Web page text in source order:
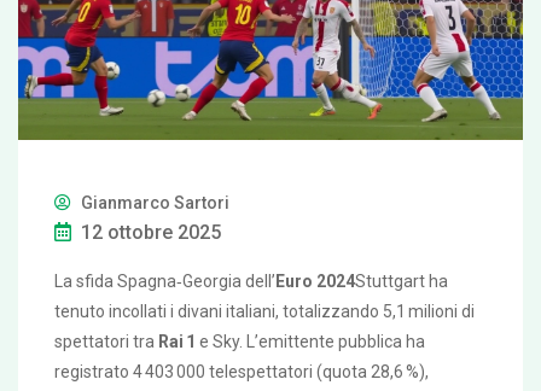
Gianmarco Sartori
12 ottobre 2025
La sfida Spagna‑Georgia dell’ Euro 2024Stuttgart ha
tenuto incollati i divani italiani, totalizzando 5,1 milioni di
spettatori tra Rai 1 e Sky. L’emittente pubblica ha
registrato 4 403 000 telespettatori (quota 28,6 %),